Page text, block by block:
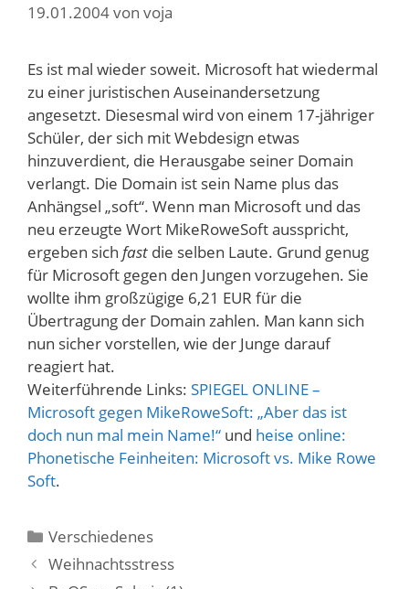
19.01.2004von voja
Es ist mal wieder soweit. Microsoft hat wiedermal
zu einer juristischen Auseinandersetzung
angesetzt. Diesesmal wird von einem 17-jähriger
Schüler, der sich mit Webdesign etwas
hinzuverdient, die Herausgabe seiner Domain
verlangt. Die Domain ist sein Name plus das
Anhängsel „soft“. Wenn man Microsoft und das
neu erzeugte Wort MikeRoweSoft ausspricht,
ergeben sich fast die selben Laute. Grund genug
für Microsoft gegen den Jungen vorzugehen. Sie
wollte ihm großzügige 6,21 EUR für die
Übertragung der Domain zahlen. Man kann sich
nun sicher vorstellen, wie der Junge darauf
reagiert hat.
Weiterführende Links: SPIEGEL ONLINE –
Microsoft gegen MikeRoweSoft: „Aber das ist
doch nun mal mein Name!“ und heise online:
Phonetische Feinheiten: Microsoft vs. Mike Rowe
Soft.
Kategorien
Verschiedenes
Weihnachtsstress